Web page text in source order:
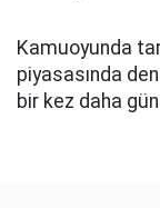
Kamuoyunda
piyasasında
bir kez daha